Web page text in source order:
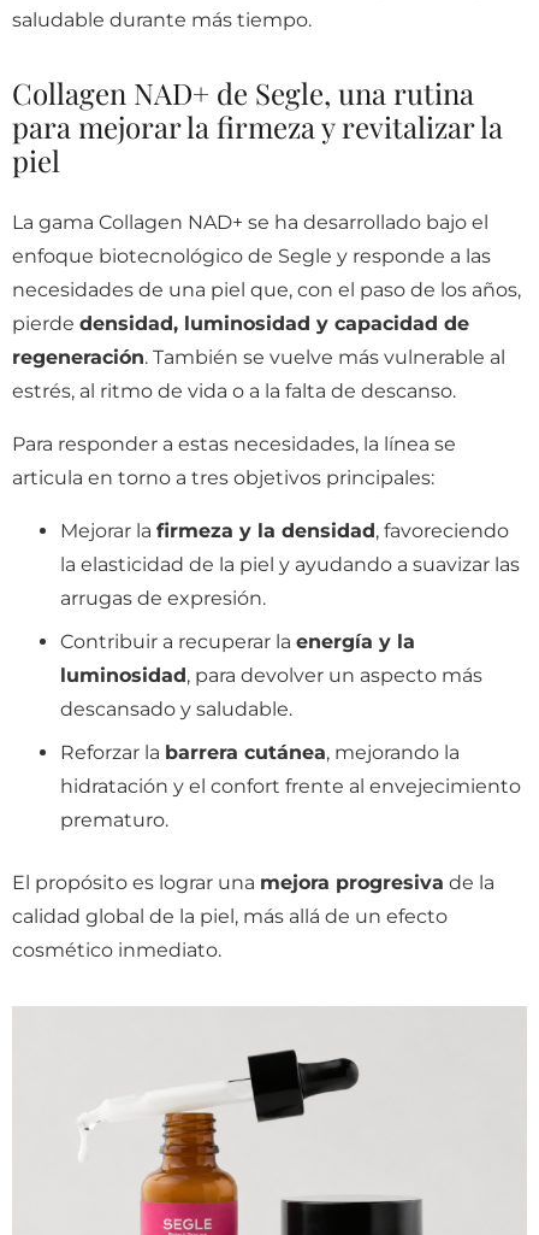
saludable durante más tiempo.
Collagen NAD+ de Segle, una rutina
para mejorar la firmeza y revitalizar la
piel
La gama Collagen NAD+ se ha desarrollado bajo el
enfoque biotecnológico de Segle y responde a las
necesidades de una piel que, con el paso de los años,
pierde densidad, luminosidad y capacidad de
regeneración. También se vuelve más vulnerable al
estrés, al ritmo de vida o a la falta de descanso.
Para responder a estas necesidades, la línea se
articula en torno a tres objetivos principales:
Mejorar la firmeza y la densidad, favoreciendo
la elasticidad de la piel y ayudando a suavizar las
arrugas de expresión.
Contribuir a recuperar la energía y la
luminosidad, para devolver un aspecto más
descansado y saludable.
Reforzar la barrera cutánea, mejorando la
hidratación y el confort frente al envejecimiento
prematuro.
El propósito es lograr una mejora progresiva de la
calidad global de la piel, más allá de un efecto
cosmético inmediato.